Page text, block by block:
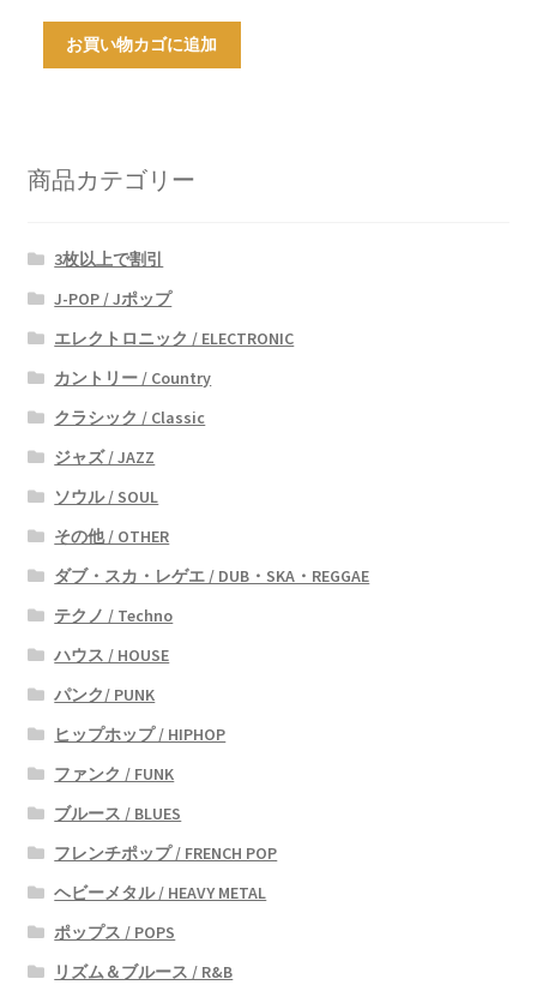
お買い物カゴに追加
商品カテゴリー
3枚以上で割引
J-POP / Jポップ
エレクトロニック / ELECTRONIC
カントリー / Country
クラシック / Classic
ジャズ / JAZZ
ソウル / SOUL
その他 / OTHER
ダブ・スカ・レゲエ / DUB・SKA・REGGAE
テクノ / Techno
ハウス / HOUSE
パンク/ PUNK
ヒップホップ / HIPHOP
ファンク / FUNK
ブルース / BLUES
フレンチポップ / FRENCH POP
ヘビーメタル / HEAVY METAL
ポップス / POPS
リズム＆ブルース / R&B